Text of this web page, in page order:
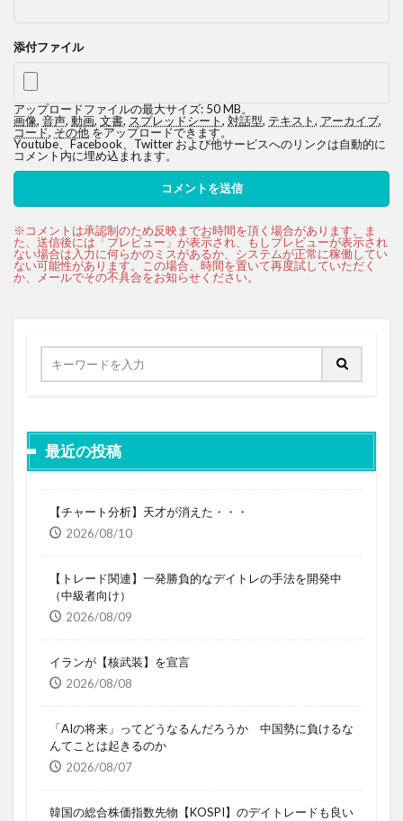
添付ファイル
アップロードファイルの最大サイズ: 50 MB。
画像, 音声, 動画, 文書, スプレッドシート, 対話型, テキスト, アーカイブ,
コード,その他をアップロードできます。
Youtube、Facebook、Twitter および他サービスへのリンクは自動的に
コメント内に埋め込まれます。
最近の投稿
【チャート分析】天才が消えた・・・
2026/08/10
【トレード関連】一発勝負的なデイトレの手法を開発中
（中級者向け）
2026/08/09
イランが【核武装】を宣言
2026/08/08
「AIの将来」ってどうなるんだろうか 中国勢に負けるな
んてことは起きるのか
2026/08/07
韓国の総合株価指数先物【KOSPI】のデイトレードも良い